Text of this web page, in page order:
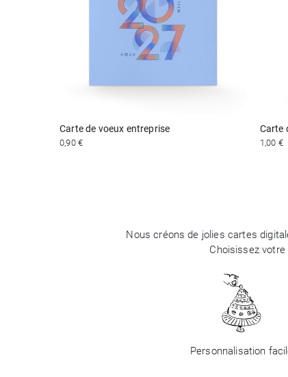
Carte de voeux entreprise
0,90 €
Carte
1,00 €
Nous créons de jolies cartes
Choisissez
Personnalisation